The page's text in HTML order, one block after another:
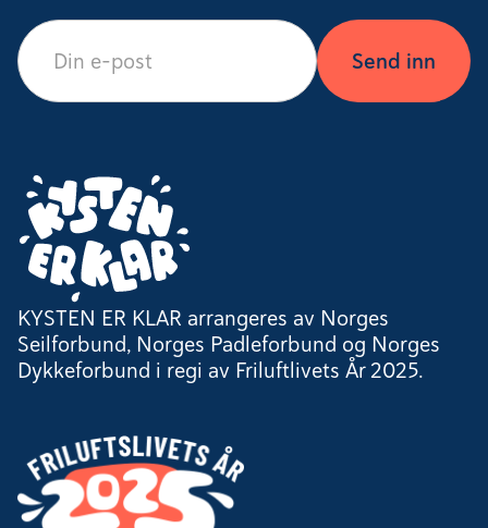
KYSTEN ER KLAR arrangeres av Norges
Seilforbund, Norges Padleforbund og Norges
Dykkeforbund i regi av Friluftlivets År 2025.